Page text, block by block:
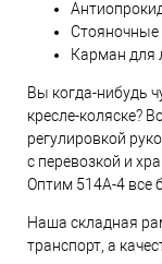
Стояночные
Карман для
Вы когда-нибудь
кресле-коляске?
регулировкой
с перевозкой и
Оптим 514A-4 все
Наша складная
транспорт, а